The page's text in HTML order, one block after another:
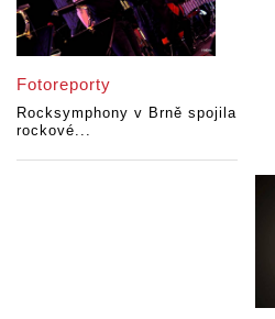
Fotoreporty
Rocksymphony v Brně spojila
rockové...